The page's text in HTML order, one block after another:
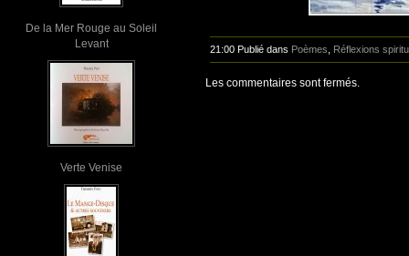
De la Mer Rouge au Soleil
Levant
Verte Venise
21:00 Publié dans Poèmes, Réflexions
Les commentaires sont fermés.